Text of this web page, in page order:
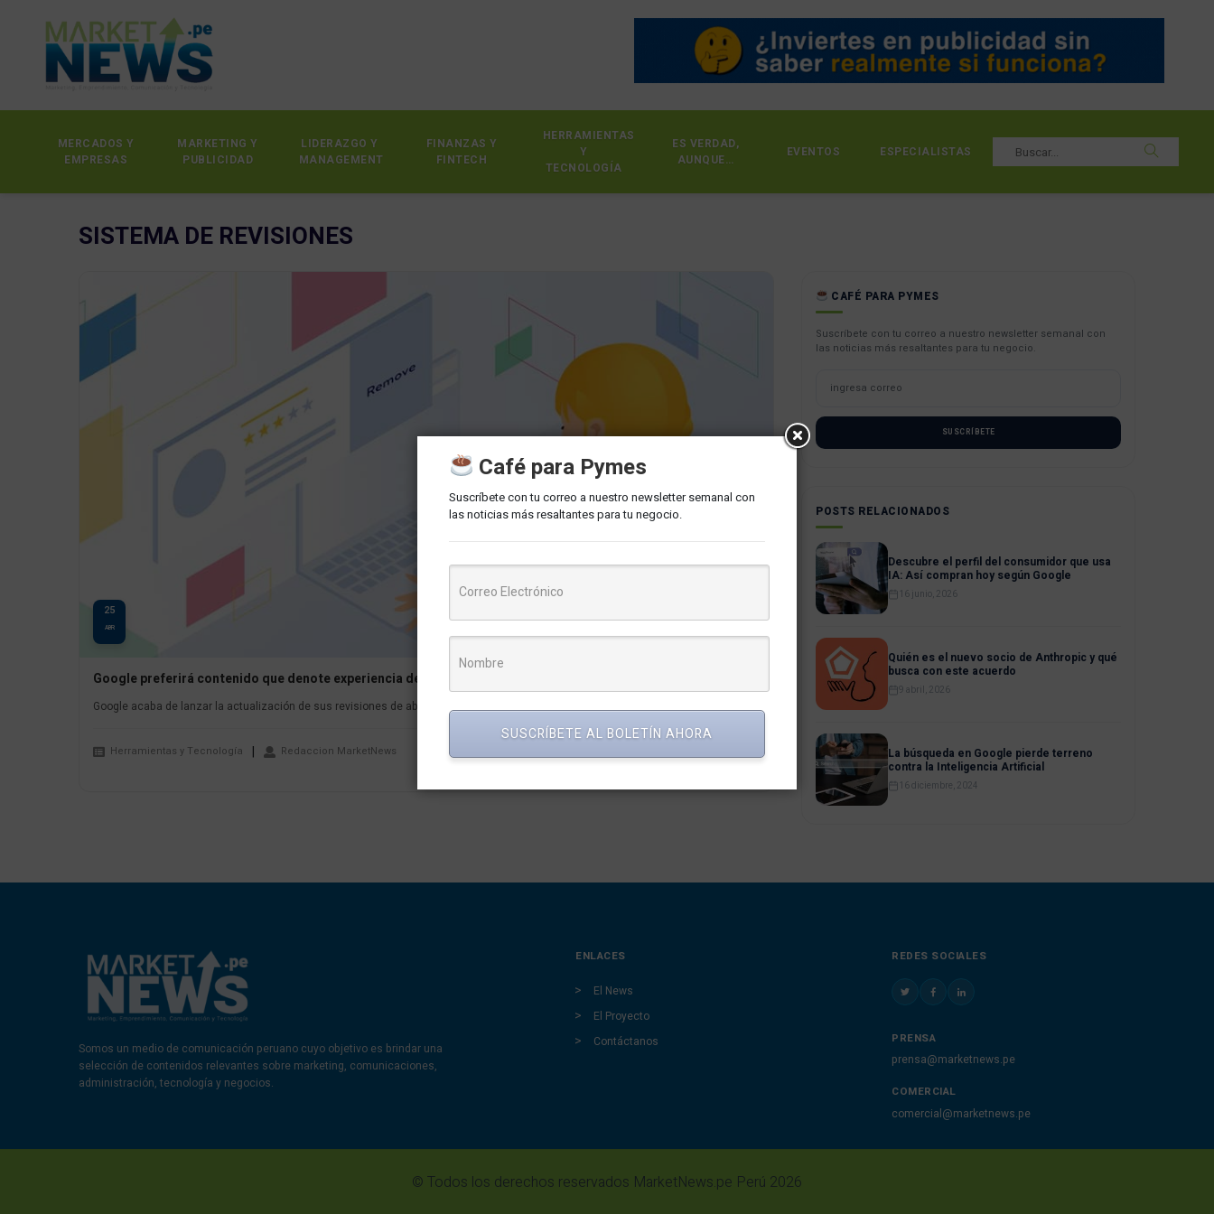
MERCADOS Y
EMPRESAS
MARKETING Y
PUBLICIDAD
LIDERAZGO Y
MANAGEMENT
FINANZAS Y
FINTECH
HERRAMIENTAS
Y
TECNOLOGÍA
ES VERDAD,
AUNQUE…
EVENTOS ESPECIALISTAS
SISTEMA DE REVISIONES
25
ABR
Google preferirá contenido que denote experiencia de uso
Google acaba de lanzar la actualización de sus revisiones de abril de 2023, el 12 de abril a las 12...
Herramientas y Tecnología Redaccion MarketNews
CAFÉ PARA PYMES
Suscríbete con tu correo a nuestro newsletter semanal con
las noticias más resaltantes para tu negocio.
SUSCRÍBETE
POSTS RELACIONADOS
Descubre el perfil del consumidor que usa
IA: Así compran hoy según Google
16 junio, 2026
Quién es el nuevo socio de Anthropic y qué
busca con este acuerdo
9 abril, 2026
La búsqueda en Google pierde terreno
contra la Inteligencia Artificial
16 diciembre, 2024
Somos un medio de comunicación peruano cuyo objetivo es brindar una
selección de contenidos relevantes sobre marketing, comunicaciones,
administración, tecnología y negocios.
ENLACES
El News
El Proyecto
Contáctanos
REDES SOCIALES
PRENSA
prensa@marketnews.pe
COMERCIAL
comercial@marketnews.pe
© Todos los derechos reservados MarketNews.pe Perú 2026
Café para Pymes
Suscríbete con tu correo a nuestro newsletter semanal con
las noticias más resaltantes para tu negocio.
SUSCRÍBETE AL BOLETÍN AHORA